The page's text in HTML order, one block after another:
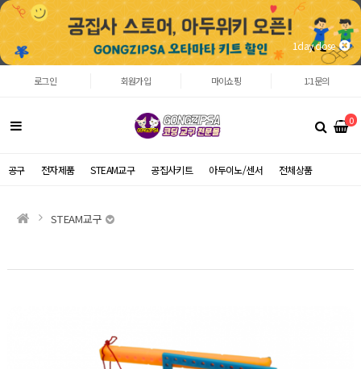
1day close
로그인 회원가입 마이쇼핑 1:1문의
0
공구 전자제품 STEAM교구 공집사키트 아두이노/센서 전체상품
STEAM교구